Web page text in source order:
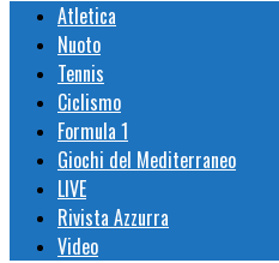
Atletica
Nuoto
Tennis
Ciclismo
Formula 1
Giochi del Mediterraneo
LIVE
Rivista Azzurra
Video